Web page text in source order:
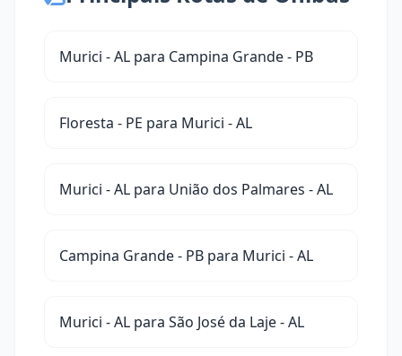
Murici - AL para Campina Grande - PB
Floresta - PE para Murici - AL
Murici - AL para União dos Palmares - AL
Campina Grande - PB para Murici - AL
Murici - AL para São José da Laje - AL